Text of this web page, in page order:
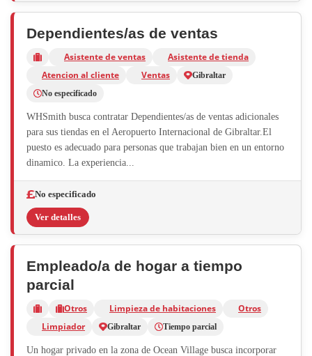
Dependientes/as de ventas
Asistente de ventas
Asistente de tienda
Atencion al cliente
Ventas
Gibraltar
No especificado
WHSmith busca contratar Dependientes/as de ventas adicionales
para sus tiendas en el Aeropuerto Internacional de Gibraltar.El
puesto es adecuado para personas que trabajan bien en un entorno
dinamico. La experiencia...
No especificado
Ver detalles
Empleado/a de hogar a tiempo
parcial
Otros Limpieza de habitaciones
Otros
Limpiador
Gibraltar Tiempo parcial
Un hogar privado en la zona de Ocean Village busca incorporar